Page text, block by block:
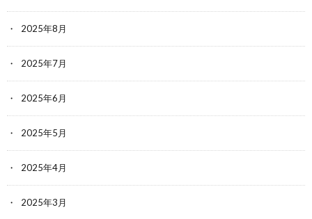
2025年8月
2025年7月
2025年6月
2025年5月
2025年4月
2025年3月